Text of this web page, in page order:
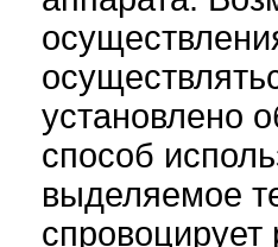
установлено
способ
выделяемое